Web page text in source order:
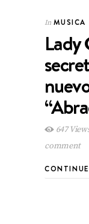
In MUSICA
Lady
647
comment